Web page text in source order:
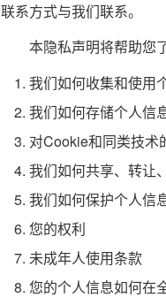
联系方式与我们联系。
本隐私声明将帮助您
我们如何收集和使用
我们如何存储个人信
对Cookie和同类技术
我们如何共享、转让
我们如何保护个人信
您的权利
未成年人使用条款
您的个人信息如何在